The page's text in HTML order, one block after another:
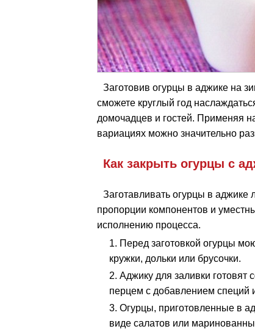
Заготовив огурцы в аджике на
сможете круглый год
домочадцев и гостей. Применяя
вариациях можно значительно
Как закрыть огурцы с
Заготавливать огурцы в аджике
пропорции компонентов и
исполнению процесса.
Перед заготовкой огурцы
кружки, дольки или брусочки.
Аджику для заливки готовят
перцем с добавлением специй
Огурцы, приготовленные в
виде салатов или